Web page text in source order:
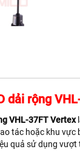
dải rộng
VHL-37FT Vertex
tác hoặc khu
quả sử dụng